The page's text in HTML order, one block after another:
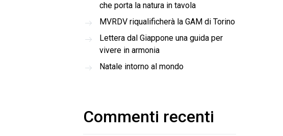
che porta la natura in tavola
MVRDV riqualificherà la GAM di Torino
Lettera dal Giappone una guida per
vivere in armonia
Natale intorno al mondo
Commenti recenti